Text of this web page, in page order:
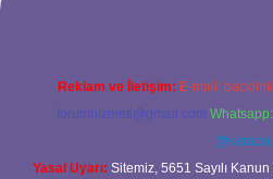
Reklam ve İletişim: E-mail:
forumhizmeti@gmail.com
@karabul
Yasal Uyarı: Sitemiz, 5651 Sayılı